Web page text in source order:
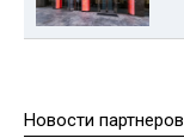
Новости партнеров